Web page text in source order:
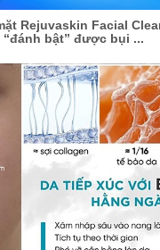
Rejuvaskin Facial
“đánh bật” được bụi ...